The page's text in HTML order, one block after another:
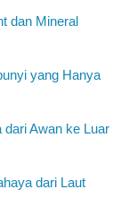
dan Mineral
yang Hanya
Awan ke Luar
dari Laut